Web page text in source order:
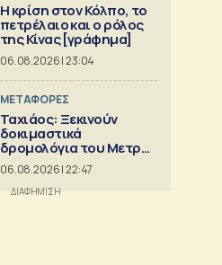
Η κρίση στoν Κόλπο, το
πετρέλαιο και ο ρόλος
της Κίνας [γράφημα]
06.08.2026 | 23:04
ΜΕΤΑΦΟΡΕΣ
Ταχιάος: Ξεκινούν
δοκιμαστικά
δρομολόγια του Μετρό
Θεσσαλονίκης προς
Καλαμαριά
06.08.2026 | 22:47